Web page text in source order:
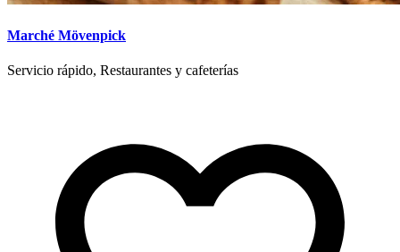
Marché Mövenpick
Servicio rápido, Restaurantes y cafeterías